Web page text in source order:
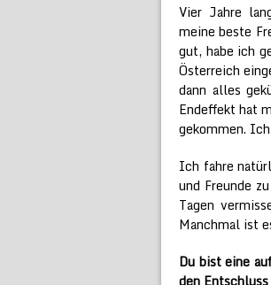
Vier Jahre
meine beste
gut, habe ich
Österreich
dann alles
Endeffekt hat
gekommen.
Ich fahre
und Freunde
Tagen
Manchmal ist
Du bist eine
den